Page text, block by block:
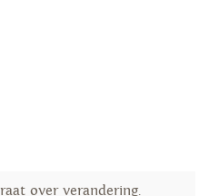
over verandering.